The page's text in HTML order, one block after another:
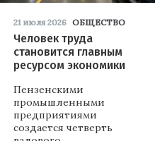
21 июля 2026 ОБЩЕСТВО
Человек труда
становится главным
ресурсом экономики
Пензенскими
промышленными
предприятиями
создается четверть